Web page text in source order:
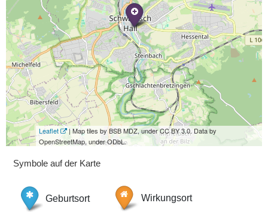
Leaflet
| Map tiles by BSB MDZ, under CC BY 3.0. Data by
OpenStreetMap, under ODbL.
Symbole auf der Karte
Geburtsort Wirkungsort